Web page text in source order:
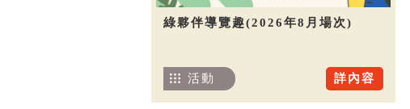
綠夥伴導覽趣(2026年8月場次)
詳內容
活動